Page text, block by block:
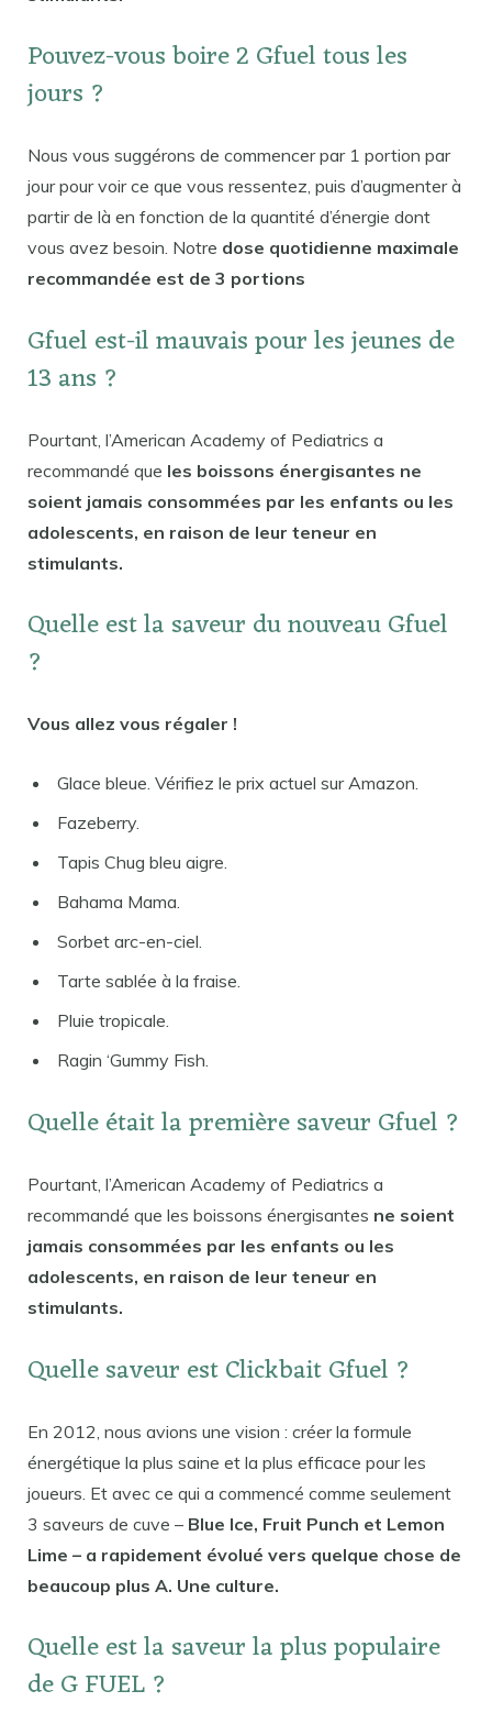
Pouvez-vous boire 2 Gfuel tous les
jours ?
Nous vous suggérons de commencer par 1 portion par
jour pour voir ce que vous ressentez, puis d’augmenter à
partir de là en fonction de la quantité d’énergie dont
vous avez besoin. Notre dose quotidienne maximale
recommandée est de 3 portions
Gfuel est-il mauvais pour les jeunes de
13 ans ?
Pourtant, l’American Academy of Pediatrics a
recommandé que les boissons énergisantes ne
soient jamais consommées par les enfants ou les
adolescents, en raison de leur teneur en
stimulants.
Quelle est la saveur du nouveau Gfuel
?
Vous allez vous régaler !
Glace bleue. Vérifiez le prix actuel sur Amazon.
Fazeberry.
Tapis Chug bleu aigre.
Bahama Mama.
Sorbet arc-en-ciel.
Tarte sablée à la fraise.
Pluie tropicale.
Ragin ‘Gummy Fish.
Quelle était la première saveur Gfuel ?
Pourtant, l’American Academy of Pediatrics a
recommandé que les boissons énergisantes ne soient
jamais consommées par les enfants ou les
adolescents, en raison de leur teneur en
stimulants.
Quelle saveur est Clickbait Gfuel ?
En 2012, nous avions une vision : créer la formule
énergétique la plus saine et la plus efficace pour les
joueurs. Et avec ce qui a commencé comme seulement
3 saveurs de cuve – Blue Ice, Fruit Punch et Lemon
Lime – a rapidement évolué vers quelque chose de
beaucoup plus A. Une culture.
Quelle est la saveur la plus populaire
de G FUEL ?